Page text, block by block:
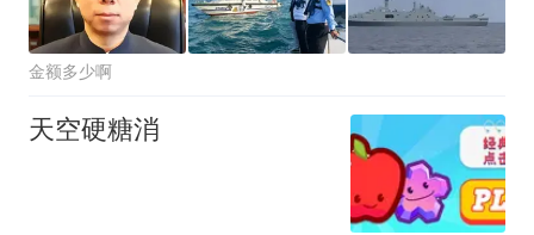
金额多少啊
天空硬糖消